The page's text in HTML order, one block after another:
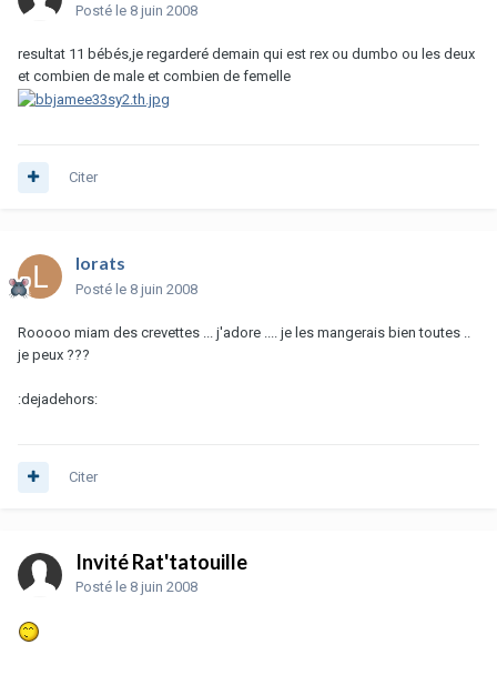
Posté le 8 juin 2008
resultat 11 bébés,je regarderé demain qui est rex ou dumbo ou les deux
et combien de male et combien de femelle
Citer
lorats
Posté le 8 juin 2008
Rooooo miam des crevettes ... j'adore .... je les mangerais bien toutes ..
je peux ???
:dejadehors:
Citer
Invité Rat'tatouille
Posté le 8 juin 2008